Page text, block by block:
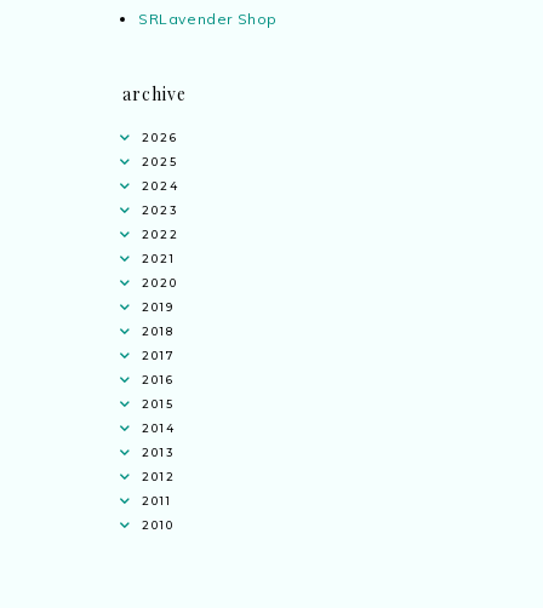
SRLavender Shop
archive
2026
2025
2024
2023
2022
2021
2020
2019
2018
2017
2016
2015
2014
2013
2012
2011
2010